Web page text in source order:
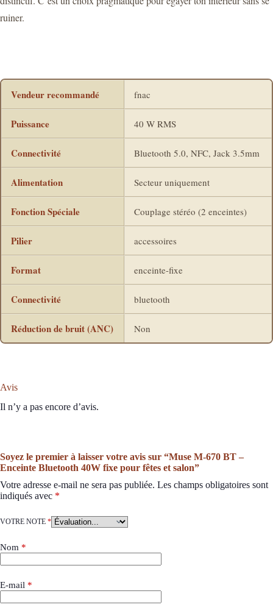
ruiner.
Vendeur recommandé fnac
Puissance 40 W RMS
Connectivité Bluetooth 5.0, NFC, Jack 3.5mm
Alimentation Secteur uniquement
Fonction Spéciale Couplage stéréo (2 enceintes)
Pilier accessoires
Format enceinte-fixe
Connectivité bluetooth
Réduction de bruit (ANC) Non
Avis
Il n’y a pas encore d’avis.
Soyez le premier à laisser votre avis sur “Muse M-670 BT –
Enceinte Bluetooth 40W fixe pour fêtes et salon”
Votre adresse e-mail ne sera pas publiée. Les champs obligatoires sont
indiqués avec *
VOTRE NOTE *
Nom *
E-mail *